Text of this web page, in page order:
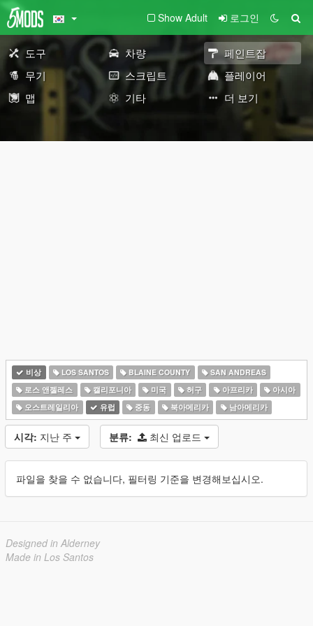
Show Adult 로그인
도구 차량
페인트잡
무기
스크립트
플레이어
맵
기타 더 보기
비상 LOS SANTOS BLAINE COUNTY
SAN ANDREAS
로스 앤젤레스
캘리포니아 미국 허구 아프리카
아시아
오스트레일리아
유럽 중동 북아메리카 남아메리카
시각: 지난 주 분류: 최신 업로드
파일을 찾을 수 없습니다, 필터링 기준을 변경해보십시오.
Designed in Alderney
Made in Los Santos